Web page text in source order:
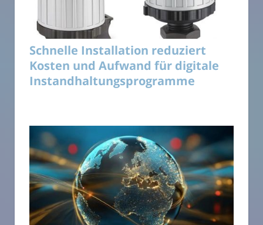
Schnelle Installation reduziert
Kosten und Aufwand für digitale
Instandhaltungsprogramme